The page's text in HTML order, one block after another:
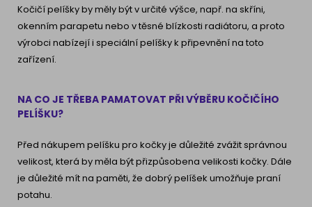
Kočičí pelíšky by měly být v určité výšce, např. na skříni,
okenním parapetu nebo v těsné blízkosti radiátoru, a proto
výrobci nabízejí i speciální pelíšky k připevnění na toto
zařízení.
NA CO JE TŘEBA PAMATOVAT PŘI VÝBĚRU KOČIČÍHO
PELÍŠKU?
Před nákupem pelíšku pro kočky je důležité zvážit správnou
velikost, která by měla být přizpůsobena velikosti kočky. Dále
je důležité mít na paměti, že dobrý pelíšek umožňuje praní
potahu.